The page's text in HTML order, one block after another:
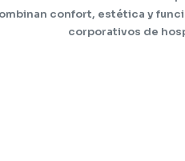
confort, estética y
corporativos de